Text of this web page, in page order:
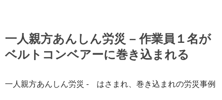
一人親方あんしん労災 – 作業員１名が
ベルトコンベアーに巻き込まれる
一人親方あんしん労災 - はさまれ、巻き込まれの労災事例